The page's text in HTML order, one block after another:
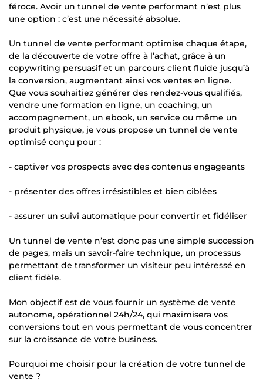
féroce. Avoir un tunnel de vente performant n’est plus
une option : c’est une nécessité absolue.
Un tunnel de vente performant optimise chaque étape,
de la découverte de votre offre à l’achat, grâce à un
copywriting persuasif et un parcours client fluide jusqu’à
la conversion, augmentant ainsi vos ventes en ligne.
Que vous souhaitiez générer des rendez-vous qualifiés,
vendre une formation en ligne, un coaching, un
accompagnement, un ebook, un service ou même un
produit physique, je vous propose un tunnel de vente
optimisé conçu pour :
- captiver vos prospects avec des contenus engageants
- présenter des offres irrésistibles et bien ciblées
- assurer un suivi automatique pour convertir et fidéliser
Un tunnel de vente n’est donc pas une simple succession
de pages, mais un savoir-faire technique, un processus
permettant de transformer un visiteur peu intéressé en
client fidèle.
Mon objectif est de vous fournir un système de vente
autonome, opérationnel 24h/24, qui maximisera vos
conversions tout en vous permettant de vous concentrer
sur la croissance de votre business.
Pourquoi me choisir pour la création de votre tunnel de
vente ?